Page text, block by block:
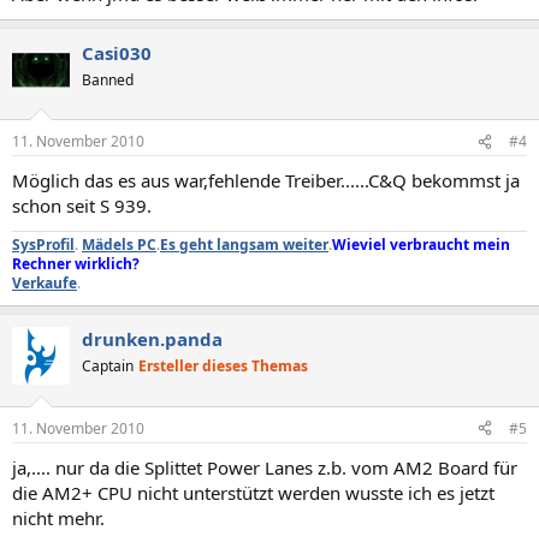
Casi030
Banned
11. November 2010 #4
Möglich das es aus war,fehlende Treiber......C&Q bekommst ja
schon seit S 939.
SysProfil. Mädels PC.Es geht langsam weiter.Wieviel verbraucht mein
Rechner wirklich?
Verkaufe.
drunken.panda
Captain Ersteller dieses Themas
11. November 2010 #5
ja,.... nur da die Splittet Power Lanes z.b. vom AM2 Board für
die AM2+ CPU nicht unterstützt werden wusste ich es jetzt
nicht mehr.